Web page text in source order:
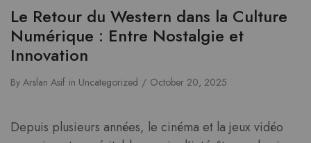
Le Retour du Western dans la Culture
Numérique : Entre Nostalgie et
Innovation
By Arslan Asif in Uncategorized October 20, 2025
Depuis plusieurs années, le cinéma et la jeux vidéo